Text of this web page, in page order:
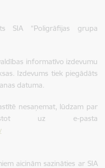
SIA “Poligrāfijas grupa
informatīvo izdevumu
Izdevums tiek piegādāts
datuma.
nesaņemat, lūdzam par
uz e-pasta
aicinām sazināties ar SIA